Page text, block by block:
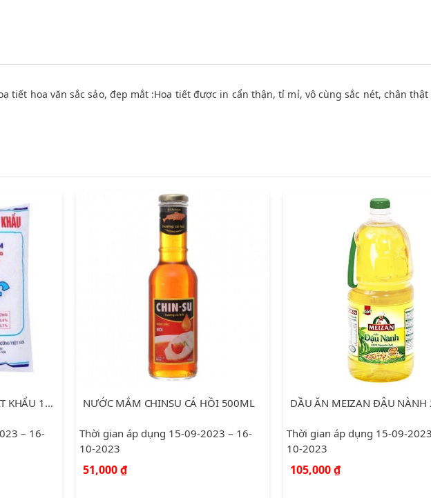
tiết hoa văn sắc sảo, đẹp mắt :Hoạ tiết được in cẩn thận, tỉ mỉ, vô cùng sắc nét, chân thật
500ML
– 16-
DẦU ĂN MEIZAN ĐẬU NÀNH 2L
Thời gian áp dụng 15-09-2023 – 16-
10-2023
105,000₫
GẠO NEPTUNE ST 24 TÚI 5KG